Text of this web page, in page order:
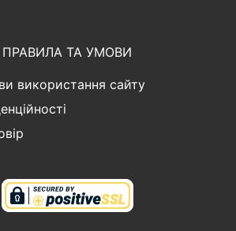
ПРАВИЛА ТА УМОВИ
використання сайту